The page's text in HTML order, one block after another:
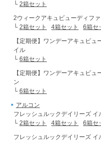
└ 2箱セット
2ウィークアキュビューディフ
└ 2箱セット 4箱セット 6箱セ
【定期便】ワンデーアキュビ
イル
└ 6箱セット
【定期便】ワンデーアキュビ
ン
└ 6箱セット
アルコン
フレッシュルックデイリーズ
└ 2箱セット 4箱セット 6箱セ
フレッシュルックデイリーズ